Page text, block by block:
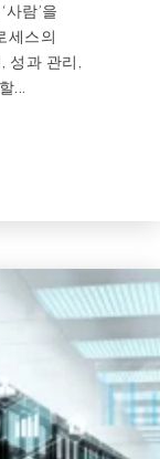
람’을
세스의
성과 관리,
...